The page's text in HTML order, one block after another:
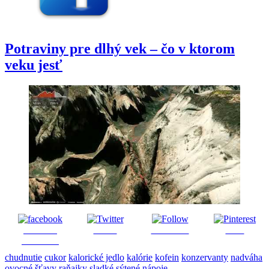
Potraviny pre dlhý vek – čo v ktorom
veku jesť
chudnutie cukor kalorické jedlo kalórie kofein konzervanty nadváha